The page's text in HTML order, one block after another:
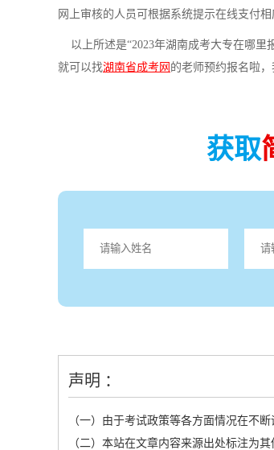
网上审核的人员可根据系统提示在线支付
以上所述是“2023年湖南成考大专在哪里
就可以找湖南省成考网 的老师预约报名啦
获取
声明 ：
（一）由于考试政策等各方面情况在不
（二）本站在文章内容来源出处标注为